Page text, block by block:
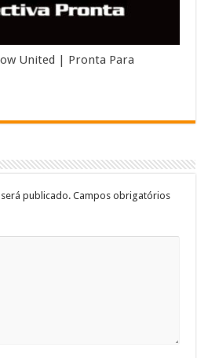
United | Pronta Para
publicado. Campos obrigatórios